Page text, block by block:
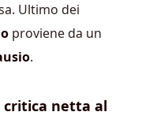
Ultimo dei
proviene da un
.
critica netta al